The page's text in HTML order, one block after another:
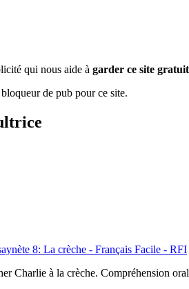
qui nous aide à garder ce site gratuit
de pub pour ce site.
8: La crèche - Français Facile - RFI
Charlie à la crèche. Compréhension